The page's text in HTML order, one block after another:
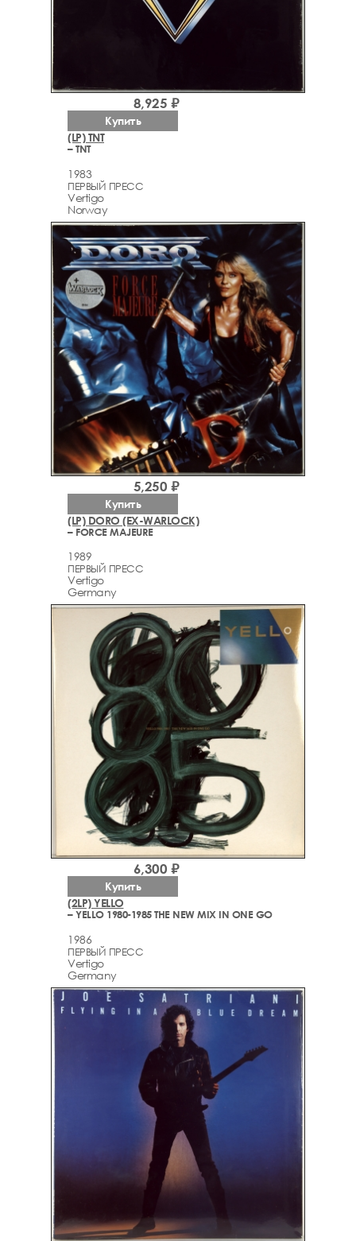
(LP) TNT
– TNT
1983
ПЕРВЫЙ ПРЕСС
Vertigo
Norway
8,925 ₽
Купить
(LP) DORO (EX-WARLOCK)
– FORCE MAJEURE
1989
ПЕРВЫЙ ПРЕСС
Vertigo
Germany
5,250 ₽
Купить
(2LP) YELLO
– YELLO 1980-1985 THE NEW MIX IN ONE GO
1986
ПЕРВЫЙ ПРЕСС
Vertigo
Germany
6,300 ₽
Купить